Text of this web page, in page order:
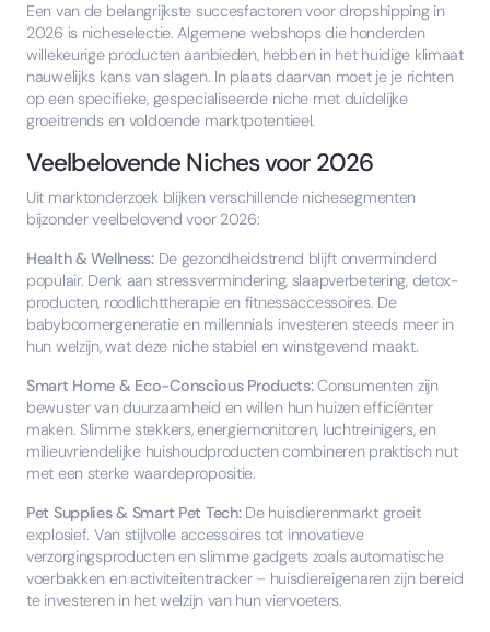
Een van de belangrijkste succesfactoren voor dropshipping in
2026 is nicheselectie. Algemene webshops die honderden
willekeurige producten aanbieden, hebben in het huidige klimaat
nauwelijks kans van slagen. In plaats daarvan moet je je richten
op een specifieke, gespecialiseerde niche met duidelijke
groeitrends en voldoende marktpotentieel.
Veelbelovende Niches voor 2026
Uit marktonderzoek blijken verschillende nichesegmenten
bijzonder veelbelovend voor 2026:
Health & Wellness:De gezondheidstrend blijft onverminderd
populair. Denk aan stressvermindering, slaapverbetering, detox-
producten, roodlichttherapie en fitnessaccessoires. De
babyboomergeneratie en millennials investeren steeds meer in
hun welzijn, wat deze niche stabiel en winstgevend maakt.
Smart Home & Eco-Conscious Products:Consumenten zijn
bewuster van duurzaamheid en willen hun huizen efficiënter
maken. Slimme stekkers, energiemonitoren, luchtreinigers, en
milieuvriendelijke huishoudproducten combineren praktisch nut
met een sterke waardepropositie.
Pet Supplies & Smart Pet Tech:De huisdierenmarkt groeit
explosief. Van stijlvolle accessoires tot innovatieve
verzorgingsproducten en slimme gadgets zoals automatische
voerbakken en activiteitentracker – huisdiereigenaren zijn bereid
te investeren in het welzijn van hun viervoeters.